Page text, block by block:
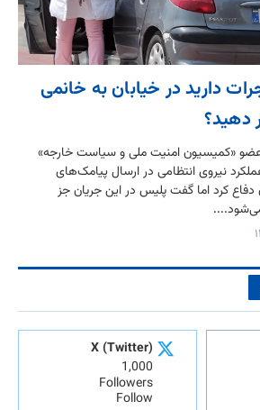
دارید در خیابان به خانمی
دهید؟
«کمیسیون امنیت ملی و سیاست خارجه»
نیروی انتظامی در ارسال پیامک‌های
دفاع کرد اما گفت پلیس در این جریان جز
X (Twitter)
1,000
Followers
Follow